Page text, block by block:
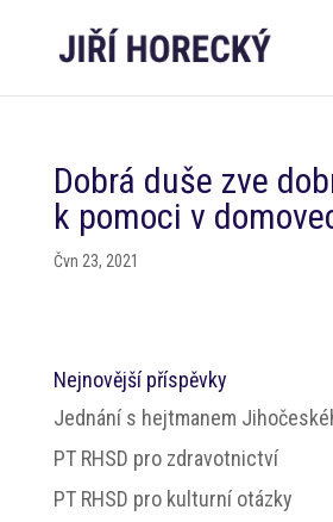
Dobrá duše zve
k pomoci v
Čvn 23, 2021
Nejnovější příspěvky
Jednání s hejtmanem
PT RHSD pro zdravotnictví
PT RHSD pro kulturní otázky